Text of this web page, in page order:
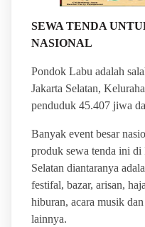
SEWA TENDA
NASIONAL
Pondok Labu adalah
Jakarta Selatan,
penduduk 45.407 jiwa
Banyak event besar
produk sewa tenda ini
Selatan diantaranya
festifal, bazar, arisan,
hiburan, acara musik
lainnya.